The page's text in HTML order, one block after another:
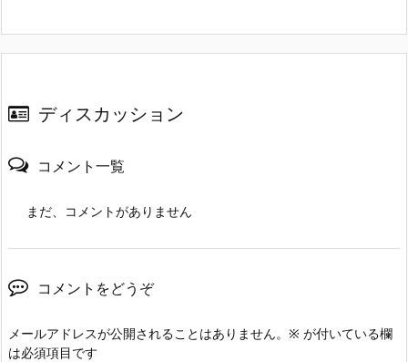
ディスカッション
コメント一覧
まだ、コメントがありません
コメントをどうぞ
メールアドレスが公開されることはありません。 ※ が付いている欄
は必須項目です